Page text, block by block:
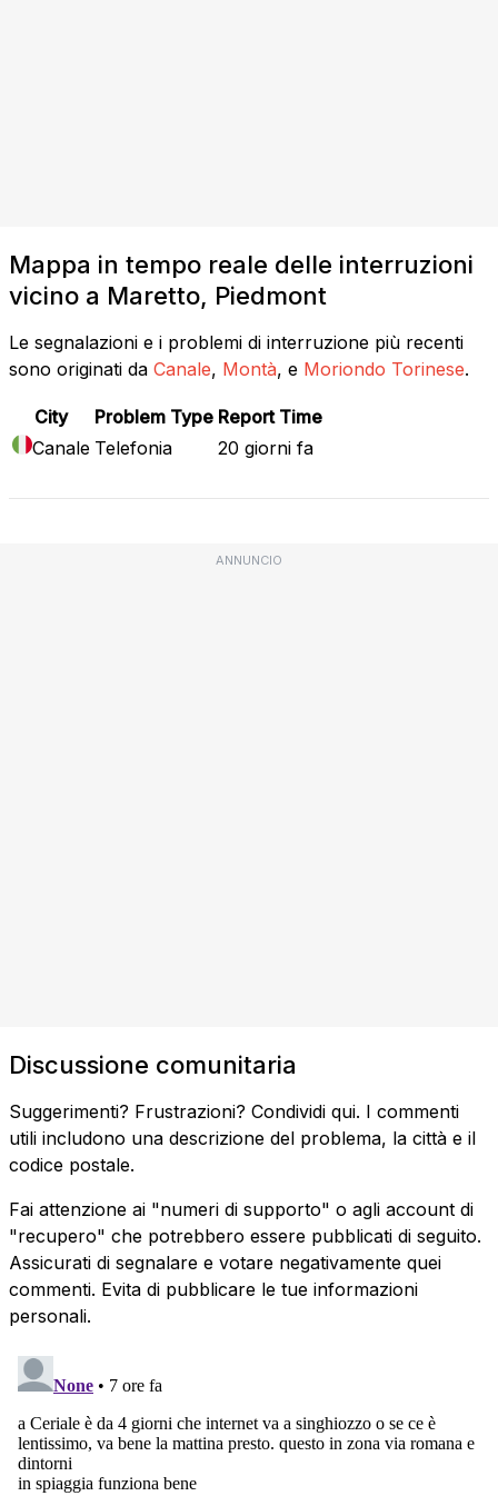
Mappa in tempo reale delle interruzioni
vicino a Maretto, Piedmont
Le segnalazioni e i problemi di interruzione più recenti
sono originati da Canale, Montà, e Moriondo Torinese.
City Problem Type Report Time
Canale Telefonia 20 giorni fa
ANNUNCIO
Discussione comunitaria
Suggerimenti? Frustrazioni? Condividi qui. I commenti
utili includono una descrizione del problema, la città e il
codice postale.
Fai attenzione ai "numeri di supporto" o agli account di
"recupero" che potrebbero essere pubblicati di seguito.
Assicurati di segnalare e votare negativamente quei
commenti. Evita di pubblicare le tue informazioni
personali.